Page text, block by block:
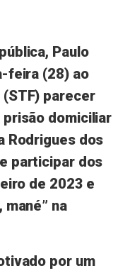
Paulo
feira (28) ao
parecer
domiciliar
Rodrigues dos
participar dos
de 2023 e
na
por um